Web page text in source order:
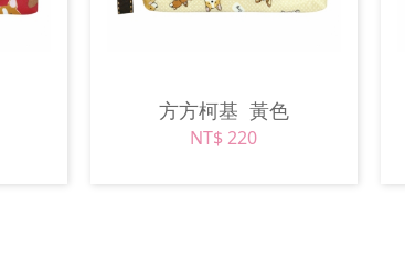
方方柯基 黃色
NT$ 220